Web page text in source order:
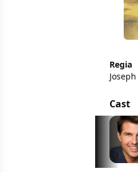
Regia
Cast